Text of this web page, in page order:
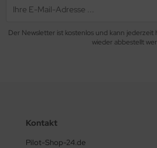
Der Newsletter ist kostenlos und kann
wieder abbestellt
Kontakt
Pilot-Shop-24.de